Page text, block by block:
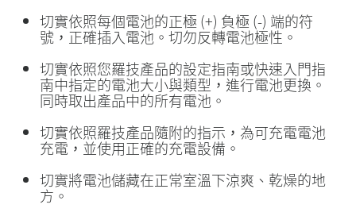
切實依照每個電池的正極 (+) 負極 (-) 端的符
號，正確插入電池。切勿反轉電池極性。
切實依照您羅技產品的設定指南或快速入門指
南中指定的電池大小與類型，進行電池更換。
同時取出產品中的所有電池。
切實依照羅技產品隨附的指示，為可充電電池
充電，並使用正確的充電設備。
切實將電池儲藏在正常室溫下涼爽、乾燥的地
方。